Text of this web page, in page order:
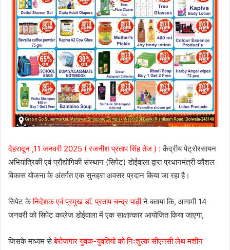
देहरादून ,11 जनवरी 2025 ( रजनीश प्रताप सिंह तेज ) : केंद्रीय पेट्रोरसायन
अभियांत्रिकी एवं प्रौद्योगिकी संस्थान (सिपेट) डोईवाला द्वारा प्रधानमंत्री कौशल
विकास योजना के अंतर्गत एक सुनहरा अवसर प्रदान किया जा रहा है।
सिपेट केनिदेशक एवं प्रमुख डॉ. प्रताप चन्द्र पाढ़ीने बताया कि, आगामी 14
जनवरी को सिपेट कालेज डोईवाला में एक साक्षात्कार आयोजित किया जाएगा,
जिसके माध्यम सेबेरोजगार युवक-युवतियों को निःशुल्क सीएनसी लेथ मशीन